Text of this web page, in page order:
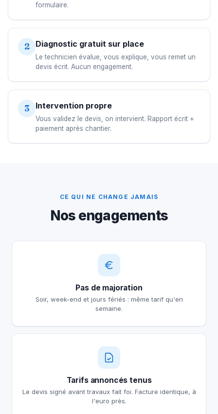
formulaire.
2 Diagnostic gratuit sur place
Le technicien évalue, vous explique, vous remet un
devis écrit. Aucun engagement.
3 Intervention propre
Vous validez le devis, on intervient. Rapport écrit +
paiement après chantier.
CE QUI NE CHANGE JAMAIS
Nos engagements
Pas de majoration
Soir, week-end et jours fériés : même tarif qu'en
semaine.
Tarifs annoncés tenus
Le devis signé avant travaux fait foi. Facture identique, à
l'euro près.